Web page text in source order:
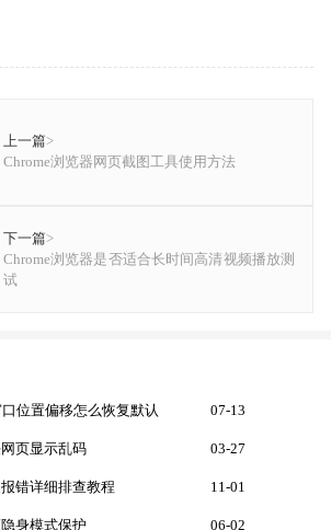
上一篇>
Chrome浏览器网页截图工具使用方法
下一篇>
Chrome浏览器是否适合长时间高清视频播放测
试
位置偏移怎么恢复默认 07-13
页显示乱码 03-27
错详细排查教程 11-01
身模式保护 06-02